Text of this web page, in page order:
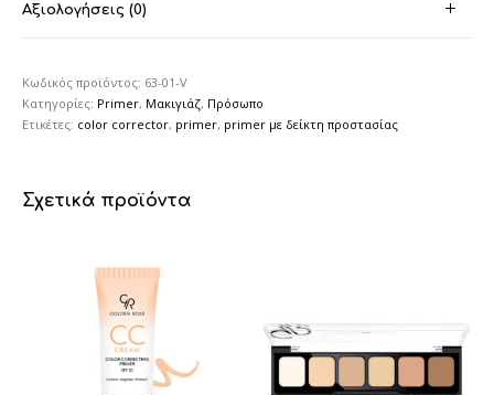
Αξιολογήσεις (0)
Κωδικός προϊόντος: 63-01-V
Κατηγορίες: Primer, Μακιγιάζ, Πρόσωπο
Ετικέτες: color corrector, primer, primer με δείκτη προστασίας
Σχετικά προϊόντα